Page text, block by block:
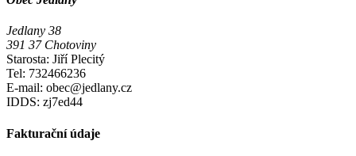
Jedlany 38
391 37 Chotoviny
Starosta: Jiří Plecitý
Tel: 732466236
E-mail: obec@jedlany.cz
IDDS: zj7ed44
Fakturační údaje